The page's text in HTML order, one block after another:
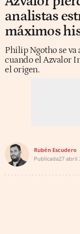
analistas
máximos
Philip Ngotho se va
cuando el Azvalor
el origen.
Rubén Escudero
Publicada27 abril